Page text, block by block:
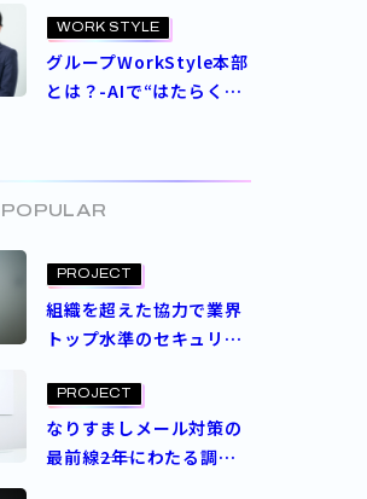
WORK STYLE
グループWorkStyle本部
とは？-AIで“はたらく体
POPULAR
PROJECT
組織を超えた協力で業界
トップ水準のセキュリ
導入プロジェクトを成功
させた決め手とは？
PROJECT
なりすましメール対策の
最前線――2年にわたる調査